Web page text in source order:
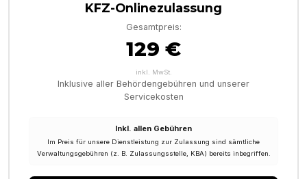
KFZ-Onlinezulassung
Gesamtpreis:
129 €
inkl. MwSt.
Inklusive aller Behördengebühren und unserer
Servicekosten
Inkl. allen Gebühren
Im Preis für unsere Dienstleistung zur Zulassung sind sämtliche
Verwaltungsgebühren (z. B. Zulassungsstelle, KBA) bereits inbegriffen.